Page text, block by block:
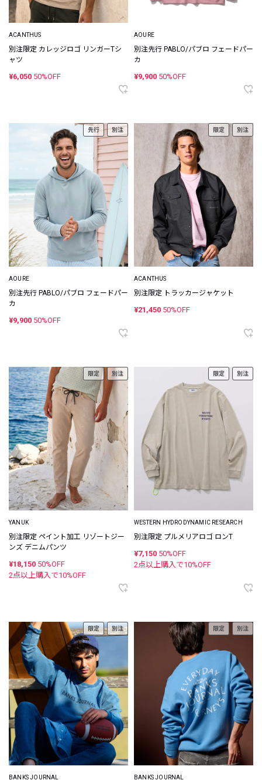
ACANTHUS
別注限定 カレッジロゴ リンガーTシ
ャツ
¥6,050 50%OFF
AOURE
別注先行 PABLO/パブロ フェードパー
カ
¥9,900 50%OFF
先行 別注
AOURE
別注先行 PABLO/パブロ フェードパー
カ
¥9,900 50%OFF
限定 別注
ACANTHUS
別注限定 トラッカージャケット
¥21,450 50%OFF
限定 別注
YANUK
別注限定 ペイント加工 リゾートジー
ンズ デニムパンツ
¥18,150 50%OFF
2点以上購入で10%OFF
限定 別注
WESTERN HYDRODYNAMIC RESEARCH
別注限定 プルメリアロゴ ロンT
¥7,150 50%OFF
2点以上購入で10%OFF
限定 別注
BANKS JOURNAL
限定 別注
BANKS JOURNAL